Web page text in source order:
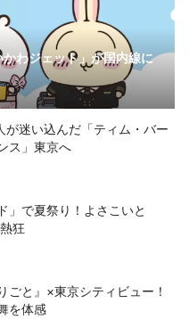
わジェット」が国内線に
が迷い込んだ「ティム・バー
ス」東京へ
」で夏祭り！よさこいと
狂
ごと』×東京シティビュー！
を体感